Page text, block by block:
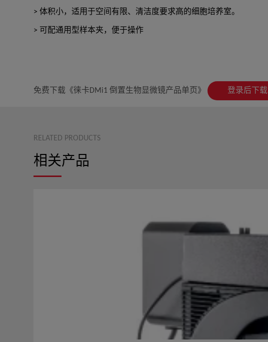
> 体积小，适用于空间有限、清洁度要求高的细胞培养室。
> 可配通用型样本夹，便于操作
免费下载《徕卡DMi1 倒置生物显微镜产品单页》 登录后下载
RELATED PRODUCTS
相关产品